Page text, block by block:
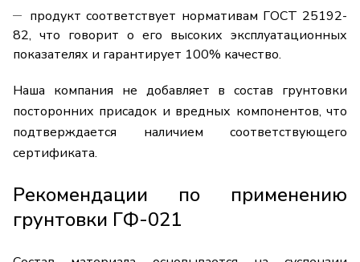
продукт соответствует нормативам ГОСТ 25192-
82, что говорит о его высоких эксплуатационных
показателях и гарантирует 100% качество.
Наша компания не добавляет в состав грунтовки
посторонних присадок и вредных компонентов, что
подтверждается наличием соответствующего
сертификата.
Рекомендации по применению
грунтовки ГФ-021